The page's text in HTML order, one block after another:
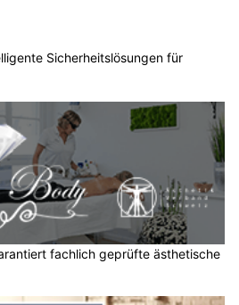
Sicherheitslösungen für
fachlich geprüfte ästhetische